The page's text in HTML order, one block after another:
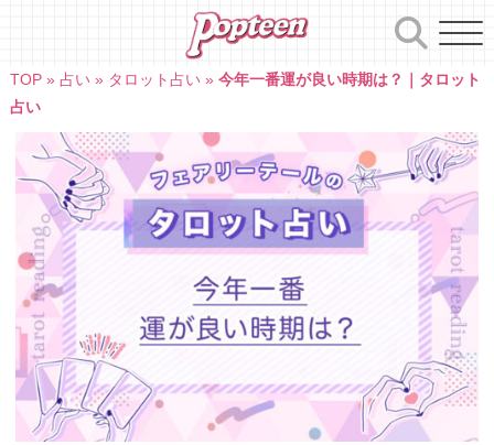
TOP» 占い» タロット占い» 今年一番運が良い時期は？｜タロット
占い